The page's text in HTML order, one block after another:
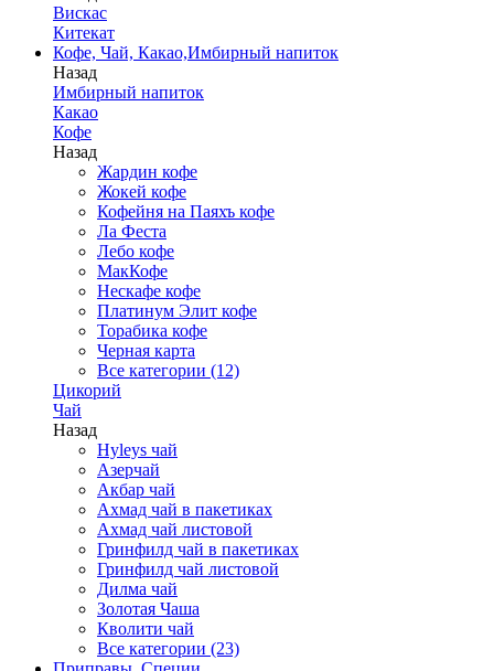
Вискас
Китекат
Кофе, Чай, Какао,Имбирный напиток
Назад
Имбирный напиток
Какао
Кофе
Назад
Жардин кофе
Жокей кофе
Кофейня на Паяхъ кофе
Ла Феста
Лебо кофе
МакКофе
Нескафе кофе
Платинум Элит кофе
Торабика кофе
Черная карта
Все категории (12)
Цикорий
Чай
Назад
Hyleys чай
Азерчай
Акбар чай
Ахмад чай в пакетиках
Ахмад чай листовой
Гринфилд чай в пакетиках
Гринфилд чай листовой
Дилма чай
Золотая Чаша
Кволити чай
Все категории (23)